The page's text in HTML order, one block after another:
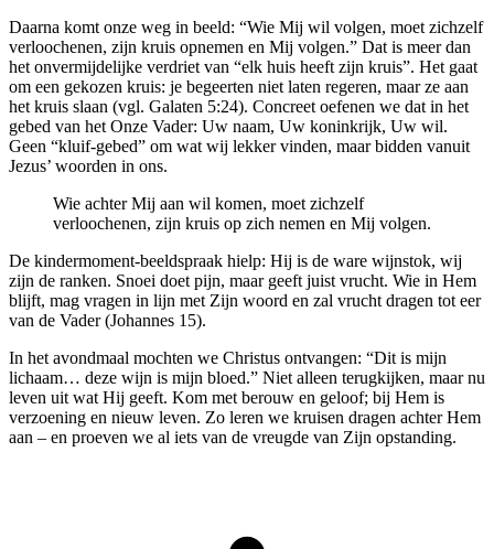
Daarna komt onze weg in beeld: “Wie Mij wil volgen, moet zichzelf
verloochenen, zijn kruis opnemen en Mij volgen.” Dat is meer dan
het onvermijdelijke verdriet van “elk huis heeft zijn kruis”. Het gaat
om een gekozen kruis: je begeerten niet laten regeren, maar ze aan
het kruis slaan (vgl. Galaten 5:24). Concreet oefenen we dat in het
gebed van het Onze Vader: Uw naam, Uw koninkrijk, Uw wil.
Geen “kluif-gebed” om wat wij lekker vinden, maar bidden vanuit
Jezus’ woorden in ons.
Wie achter Mij aan wil komen, moet zichzelf
verloochenen, zijn kruis op zich nemen en Mij volgen.
De kindermoment-beeldspraak hielp: Hij is de ware wijnstok, wij
zijn de ranken. Snoei doet pijn, maar geeft juist vrucht. Wie in Hem
blijft, mag vragen in lijn met Zijn woord en zal vrucht dragen tot eer
van de Vader (Johannes 15).
In het avondmaal mochten we Christus ontvangen: “Dit is mijn
lichaam… deze wijn is mijn bloed.” Niet alleen terugkijken, maar nu
leven uit wat Hij geeft. Kom met berouw en geloof; bij Hem is
verzoening en nieuw leven. Zo leren we kruisen dragen achter Hem
aan – en proeven we al iets van de vreugde van Zijn opstanding.